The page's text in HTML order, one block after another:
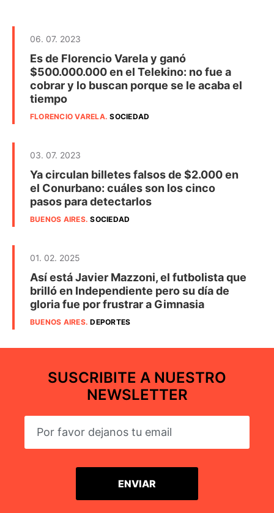
06. 07. 2023
Es de Florencio Varela y ganó
$500.000.000 en el Telekino: no fue a
cobrar y lo buscan porque se le acaba el
tiempo
FLORENCIO VARELA.SOCIEDAD
03. 07. 2023
Ya circulan billetes falsos de $2.000 en
el Conurbano: cuáles son los cinco
pasos para detectarlos
BUENOS AIRES.SOCIEDAD
01. 02. 2025
Así está Javier Mazzoni, el futbolista que
brilló en Independiente pero su día de
gloria fue por frustrar a Gimnasia
BUENOS AIRES.DEPORTES
SUSCRIBITE A NUESTRO
NEWSLETTER